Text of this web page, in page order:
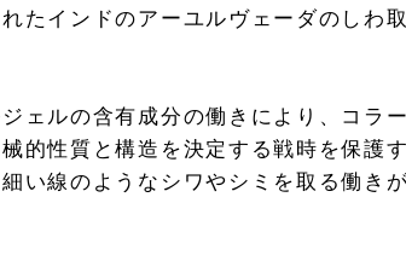
たインドのアーユルヴェーダのしわ
ェルの含有成分の働きにより、コラ
的性質と構造を決定する戦時を保護
い線のようなシワやシミを取る働き